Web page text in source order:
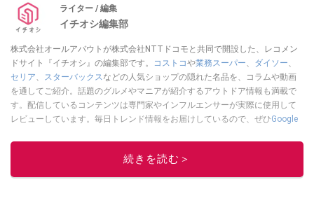
ライター / 編集
イチオシ編集部
株式会社オールアバウトが株式会社NTTドコモと共同で開設した、レコメン
ドサイト『イチオシ』の編集部です。
コストコや業務スーパー ダイソー
セリア
スターバックス などの人気ショップの隠れた名品を、コラムや動画
を通してご紹介。話題のグルメやマニアが紹介するアウトドア情報も満載で
す。配信しているコンテンツは専門家やインフルエンサーが実際に使用して
レビューしています。毎日トレンド情報をお届けしているので、ぜひGoogle
このイチオシストの他の記事を読む
続きを読む＞